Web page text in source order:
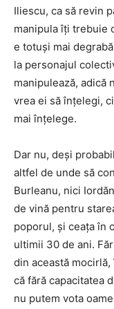
Iliescu, ca să revin
manipula îți trebuie
e totuși mai
la personajul
manipulează, adică
vrea ei să înțelegi,
mai înțelege.
Dar nu, deși
altfel de unde să
Burleanu, nici
de vină pentru
poporul, și ceața în
ultimii 30 de ani.
din această
că fără capacitatea
nu putem vota